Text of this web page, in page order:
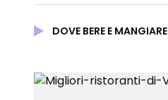
DOVE BERE E MANGIARE